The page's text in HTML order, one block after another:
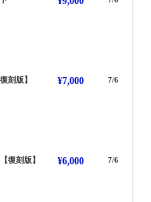
刻版】 たまみつね¥7,000 7/6
復刻版】 てぃがれっくす
¥6,000 7/6